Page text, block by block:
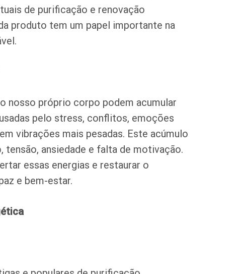
de purificação e renovação
produto tem um papel importante na
nosso próprio corpo podem acumular
pelo stress, conflitos, emoções
vibrações mais pesadas. Este acúmulo
ansiedade e falta de motivação.
essas energias e restaurar o
e bem-estar.